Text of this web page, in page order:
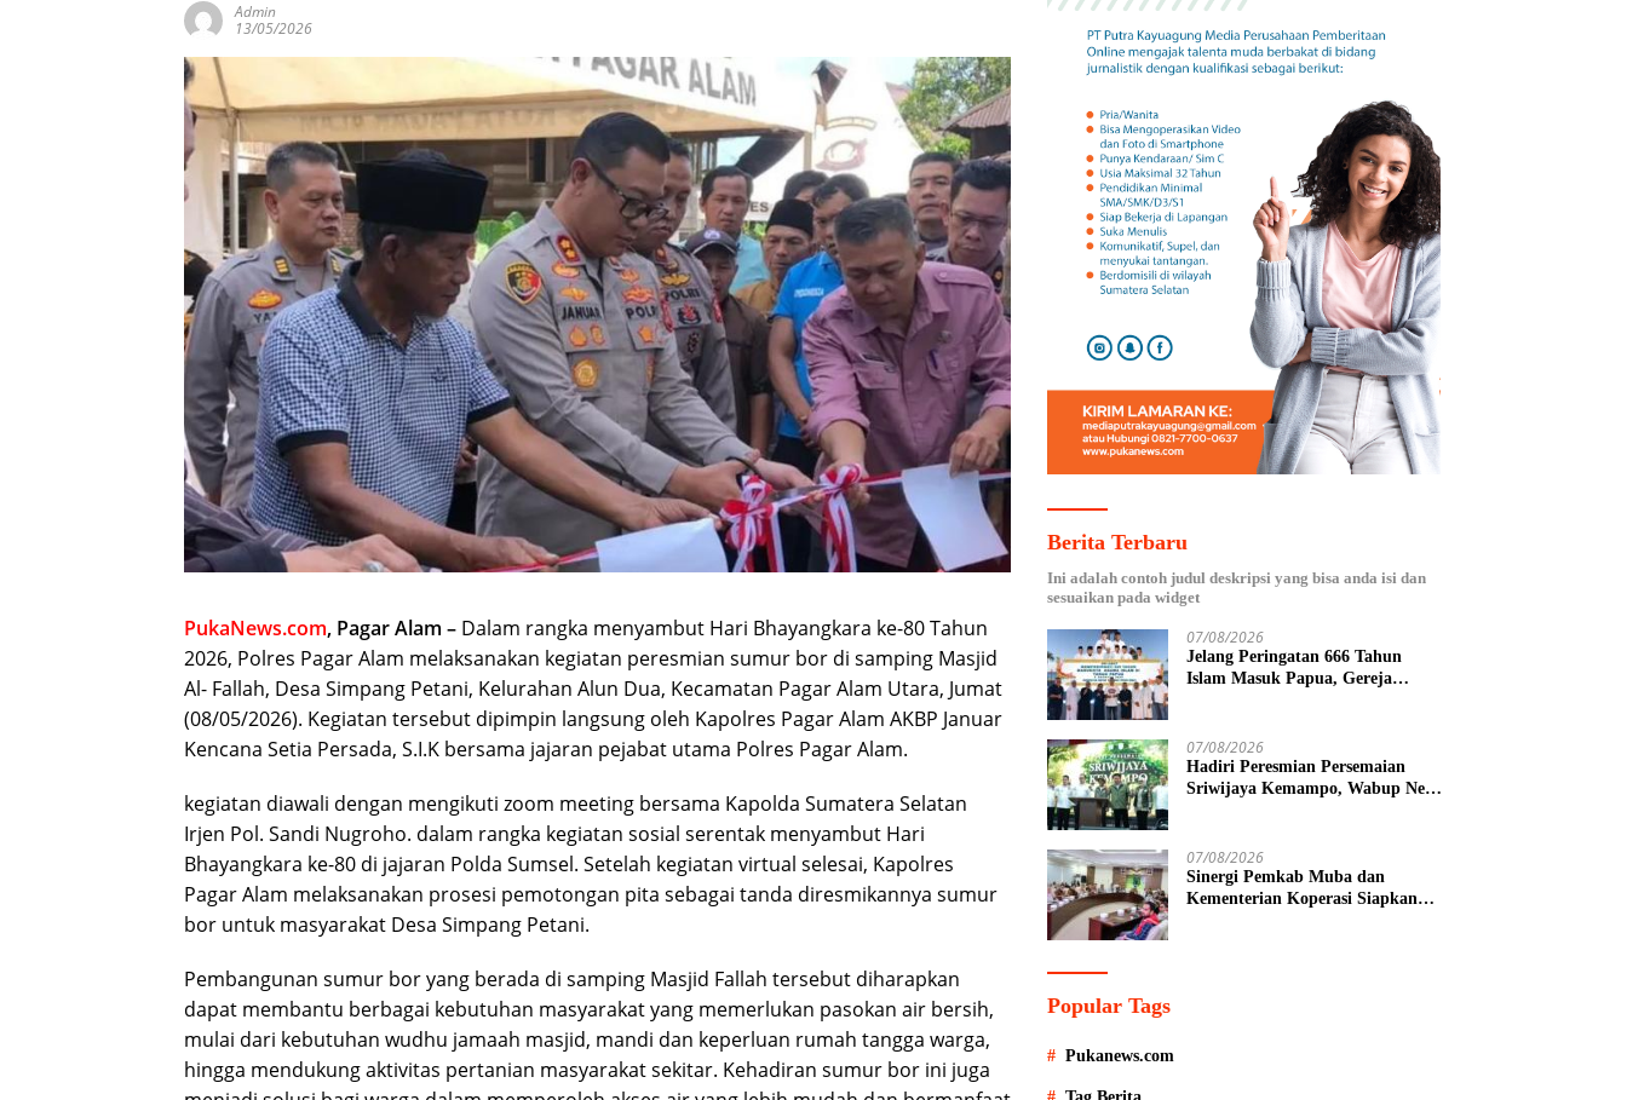
Admin
13/05/2026
PukaNews.com, Pagar Alam – Dalam rangka menyambut Hari Bhayangkara ke-80 Tahun
2026, Polres Pagar Alam melaksanakan kegiatan peresmian sumur bor di samping Masjid
Al- Fallah, Desa Simpang Petani, Kelurahan Alun Dua, Kecamatan Pagar Alam Utara, Jumat
(08/05/2026). Kegiatan tersebut dipimpin langsung oleh Kapolres Pagar Alam AKBP Januar
Kencana Setia Persada, S.I.K bersama jajaran pejabat utama Polres Pagar Alam.
kegiatan diawali dengan mengikuti zoom meeting bersama Kapolda Sumatera Selatan
Irjen Pol. Sandi Nugroho. dalam rangka kegiatan sosial serentak menyambut Hari
Bhayangkara ke-80 di jajaran Polda Sumsel. Setelah kegiatan virtual selesai, Kapolres
Pagar Alam melaksanakan prosesi pemotongan pita sebagai tanda diresmikannya sumur
bor untuk masyarakat Desa Simpang Petani.
Pembangunan sumur bor yang berada di samping Masjid Fallah tersebut diharapkan
dapat membantu berbagai kebutuhan masyarakat yang memerlukan pasokan air bersih,
mulai dari kebutuhan wudhu jamaah masjid, mandi dan keperluan rumah tangga warga,
hingga mendukung aktivitas pertanian masyarakat sekitar. Kehadiran sumur bor ini juga
Berita Terbaru
Ini adalah contoh judul deskripsi yang bisa anda isi dan
sesuaikan pada widget
07/08/2026
Jelang Peringatan 666 Tahun
Islam Masuk Papua, Gereja
07/08/2026
Hadiri Peresmian Persemaian
Sriwijaya Kemampo, Wabup Neta
Penghijauan
07/08/2026
Sinergi Pemkab Muba dan
Kementerian Koperasi Siapkan
Popular Tags
Pukanews.com